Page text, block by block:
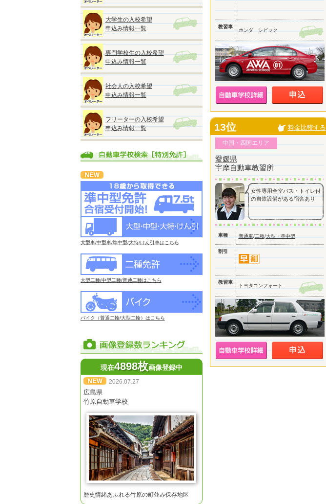
大学生の入校希望
申込み情報一覧
専門学校生の入校希望
申込み情報一覧
社会人の入校希望
申込み情報一覧
フリーターの入校希望
申込み情報一覧
大型車/中型車/準中型/大特/けん引車はこちら
大型二種/中型二種/普通二種はこちら
バイク（普通二輪/大型二輪）はこちら
現在4898枚画像登録中
2026.07.27
広島県
竹原自動車学校
歴史情緒あふれる竹原の町並み保存地区
教習車
ホンダ シビック
13位 料金比較する
中国・四国エリア
愛媛県
宇摩自動車教習所
女性専用全室バス・トイレ付
の自炊設備がある宿舎あり
車種 普通車/二種/大型・準中型
割引
教習車
トヨタコンフォート